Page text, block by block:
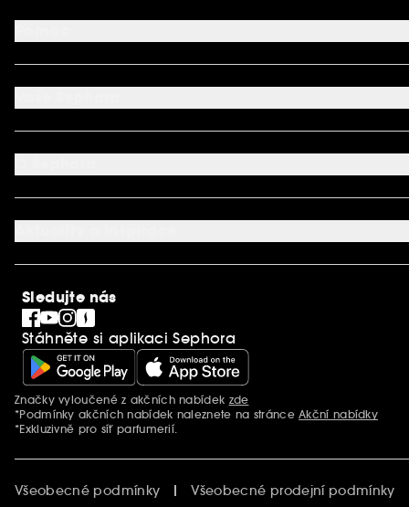
FAQ
Podmínky Nabídek
Kontaktujte nás
Mapa stránky
Můj účet
Aplikace SEPHORA
Nastavení souborů cookie
O společnosti Sephora
Kariéra
SEPHORiA
Blog Sephora
Singles´ Day
Black Friday
Cyber Monday
Vánoce
Sledujte nás
Stáhněte si aplikaci Sephora
Další informace
Značky vyloučené z akčních nabídek zde
*Podmínky akčních nabídek naleznete na stránceAkční nabídky
*Exkluzivně pro síť parfumerií.
Všeobecné podmínky Všeobecné prodejní podmínky